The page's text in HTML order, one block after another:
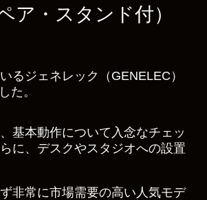
ア・スタンド付）
るジェネレック（GENELEC）
た。
基本動作について入念なチェッ
に、デスクやスタジオへの設置
非常に市場需要の高い人気モデ